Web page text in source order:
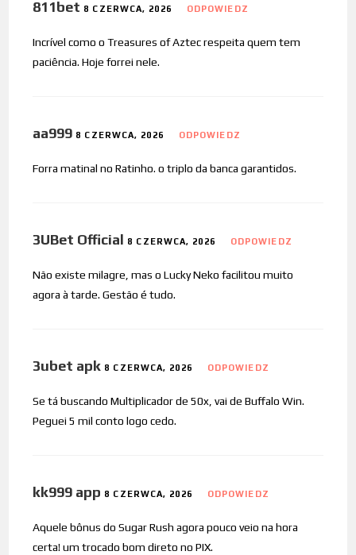
811bet 8 CZERWCA, 2026 ODPOWIEDZ
Incrível como o Treasures of Aztec respeita quem tem
paciência. Hoje forrei nele.
aa999 8 CZERWCA, 2026 ODPOWIEDZ
Forra matinal no Ratinho. o triplo da banca garantidos.
3UBet Official 8 CZERWCA, 2026 ODPOWIEDZ
Não existe milagre, mas o Lucky Neko facilitou muito
agora à tarde. Gestão é tudo.
3ubet apk 8 CZERWCA, 2026 ODPOWIEDZ
Se tá buscando Multiplicador de 50x, vai de Buffalo Win.
Peguei 5 mil conto logo cedo.
kk999 app 8 CZERWCA, 2026 ODPOWIEDZ
Aquele bônus do Sugar Rush agora pouco veio na hora
certa! um trocado bom direto no PIX.